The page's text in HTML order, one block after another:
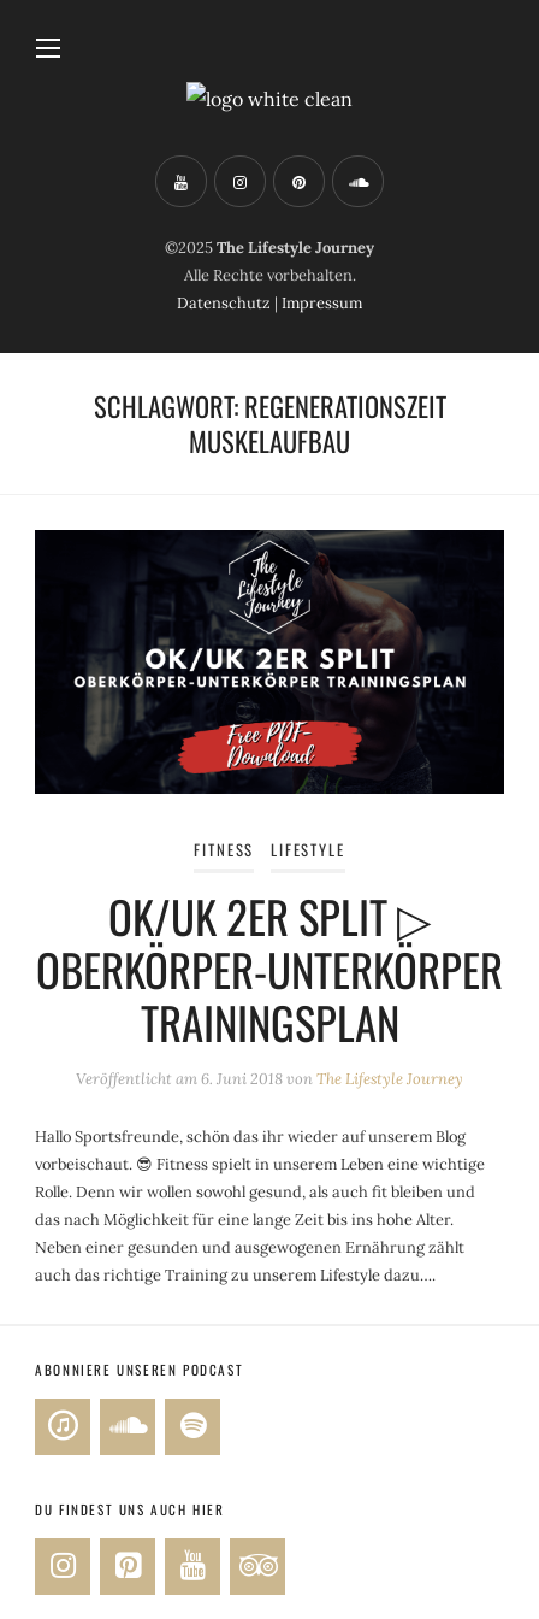
©2025The Lifestyle Journey
Alle Rechte vorbehalten.
Datenschutz | Impressum
SCHLAGWORT:REGENERATIONSZEIT
MUSKELAUFBAU
FITNESS LIFESTYLE
OK/UK 2ER SPLIT ▷
OBERKÖRPER-UNTERKÖRPER
TRAININGSPLAN
Veröffentlicht am6. Juni 2018vonThe Lifestyle Journey
Hallo Sportsfreunde, schön das ihr wieder auf unserem Blog
vorbeischaut. 😎 Fitness spielt in unserem Leben eine wichtige
Rolle. Denn wir wollen sowohl gesund, als auch fit bleiben und
das nach Möglichkeit für eine lange Zeit bis ins hohe Alter.
Neben einer gesunden und ausgewogenen Ernährung zählt
auch das richtige Training zu unserem Lifestyle dazu….
ABONNIERE UNSEREN PODCAST
DU FINDEST UNS AUCH HIER